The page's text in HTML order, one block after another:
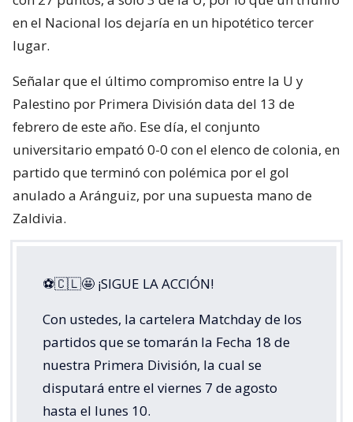
en el Nacional los dejaría en un hipotético tercer
lugar.
Señalar que el último compromiso entre la U y
Palestino por Primera División data del 13 de
febrero de este año. Ese día, el conjunto
universitario empató 0-0 con el elenco de colonia, en
partido que terminó con polémica por el gol
anulado a Aránguiz, por una supuesta mano de
Zaldivia.
⚽🇨🇱🤩 ¡SIGUE LA ACCIÓN!
Con ustedes, la cartelera Matchday de los
partidos que se tomarán la Fecha 18 de
nuestra Primera División, la cual se
disputará entre el viernes 7 de agosto
hasta el lunes 10.